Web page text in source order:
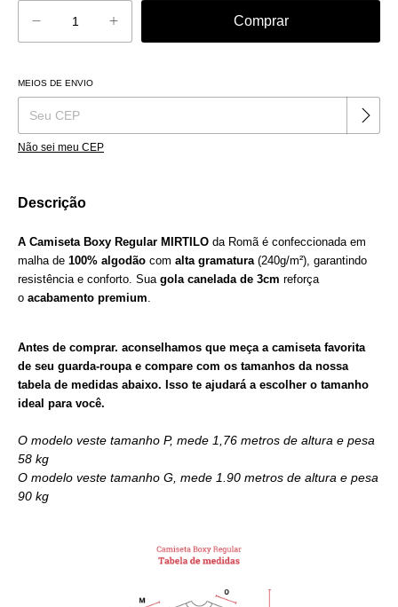
Entregas para o CEP:
MEIOS DE ENVIO
Não sei meu CEP
Descrição
A Camiseta Boxy Regular MIRTILO da Romã é confeccionada em
malha de 100% algodão com alta gramatura (240g/m²), garantindo
resistência e conforto. Sua gola canelada de 3cm reforça
o acabamento premium
Antes de comprar. aconselhamos que meça a camiseta favorita
de seu guarda-roupa e compare com os tamanhos da nossa
tabela de medidas abaixo. Isso te ajudará a escolher o tamanho
ideal para você.
O modelo veste tamanho P, mede 1,76 metros de altura e pesa
58 kg
O modelo veste tamanho G, mede 1.90 metros de altura e pesa
90 kg